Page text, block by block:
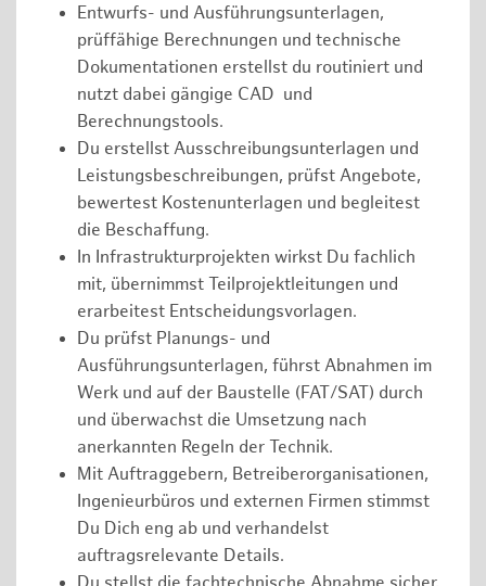
Entwurfs- und Ausführungsunterlagen,
prüffähige Berechnungen und technische
Dokumentationen erstellst du routiniert und
nutzt dabei gängige CAD und
Berechnungstools.
Du erstellst Ausschreibungsunterlagen und
Leistungsbeschreibungen, prüfst Angebote,
bewertest Kostenunterlagen und begleitest
die Beschaffung.
In Infrastrukturprojekten wirkst Du fachlich
mit, übernimmst Teilprojektleitungen und
erarbeitest Entscheidungsvorlagen.
Du prüfst Planungs- und
Ausführungsunterlagen, führst Abnahmen im
Werk und auf der Baustelle (FAT/SAT) durch
und überwachst die Umsetzung nach
anerkannten Regeln der Technik.
Mit Auftraggebern, Betreiberorganisationen,
Ingenieurbüros und externen Firmen stimmst
Du Dich eng ab und verhandelst
auftragsrelevante Details.